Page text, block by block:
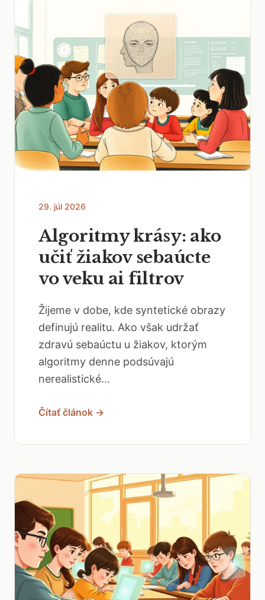
29. júl 2026
Algoritmy krásy: ako
učiť žiakov sebaúcte
vo veku ai filtrov
Žijeme v dobe, kde syntetické obrazy
definujú realitu. Ako však udržať
zdravú sebaúctu u žiakov, ktorým
algoritmy denne podsúvajú
nerealistické...
Čítať článok →